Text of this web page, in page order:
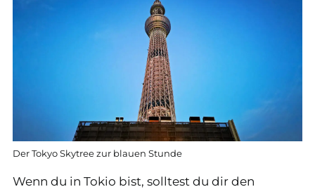
Der Tokyo Skytree zur blauen Stunde
Wenn du in Tokio bist, solltest du dir den